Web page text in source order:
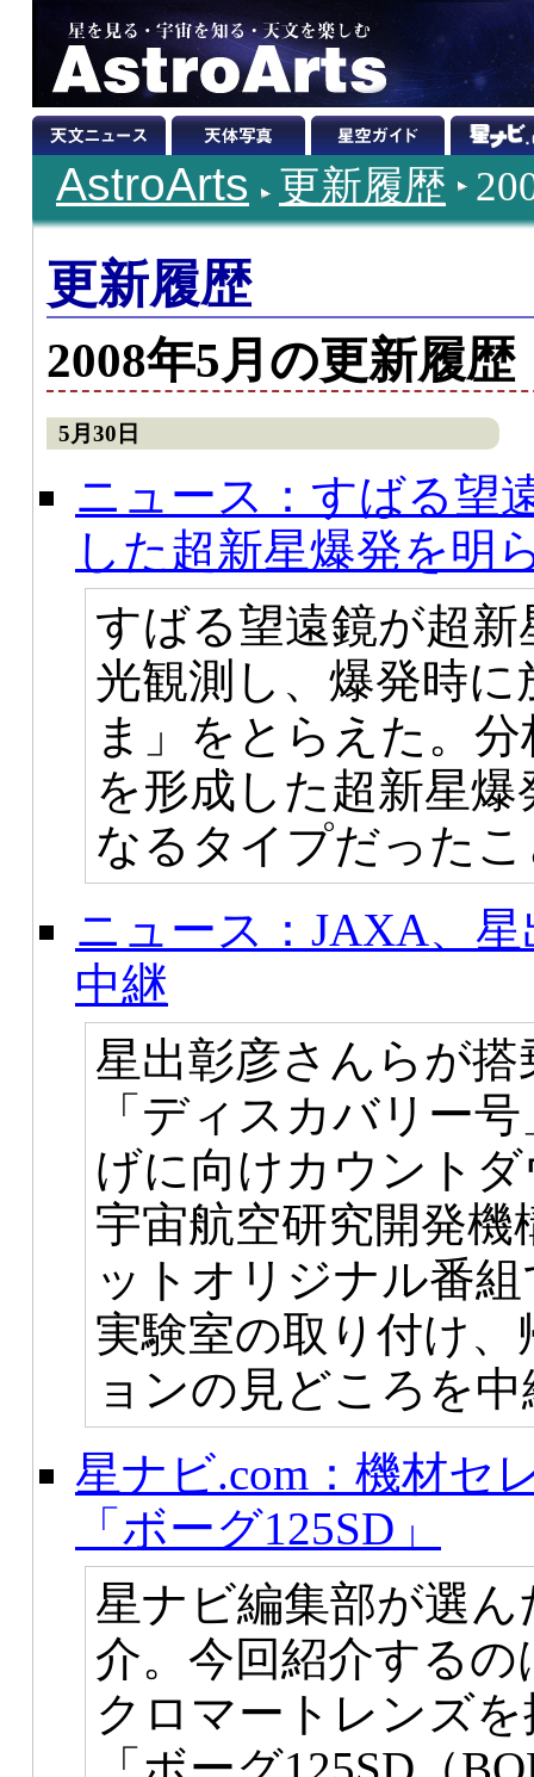
AstroArts 更新履歴
更新履歴
2008年5月の更新履歴
5月30日
ニュース：すばる望
した超新星爆発を明
すばる望遠鏡が超
光観測し、爆発時
ま」をとらえた。
を形成した超新星
なるタイプだった
ニュース：JAXA、
中継
星出彰彦さんらが
「ディスカバリー
げに向けカウント
宇宙航空研究開発
ットオリジナル番
実験室の取り付け
ョンの見どころを
星ナビ.com：機材セ
「ボーグ125SD」
星ナビ編集部が選
介。今回紹介するの
クロマートレンズ